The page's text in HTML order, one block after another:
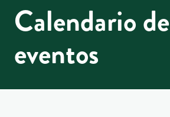
Calendario de
eventos